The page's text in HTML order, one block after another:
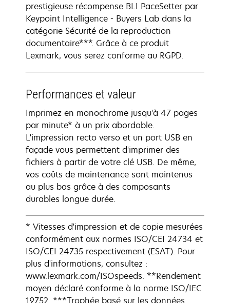
prestigieuse récompense BLI PaceSetter par
Keypoint Intelligence - Buyers Lab dans la
catégorie Sécurité de la reproduction
documentaire***. Grâce à ce produit
Lexmark, vous serez conforme au RGPD.
Performances et valeur
Imprimez en monochrome jusqu'à 47 pages
par minute* à un prix abordable.
L'impression recto verso et un port USB en
façade vous permettent d'imprimer des
fichiers à partir de votre clé USB. De même,
vos coûts de maintenance sont maintenus
au plus bas grâce à des composants
durables longue durée.
* Vitesses d'impression et de copie mesurées
conformément aux normes ISO/CEI 24734 et
ISO/CEI 24735 respectivement (ESAT). Pour
plus d'informations, consultez :
www.lexmark.com/ISOspeeds. **Rendement
moyen déclaré conforme à la norme ISO/IEC
19752. ***Trophée basé sur les données